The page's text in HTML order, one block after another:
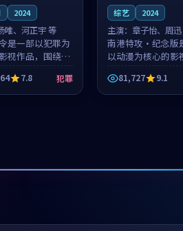
2024
唯、河正宇 等
是一部以犯罪为
视作品，围绕危
与人物成长展
节奏紧凑，值得
。
7.8 犯罪
综艺 2024
主演：章子怡、周
南港特攻·纪念版
以动漫为核心的影
品，围绕危机、反
物成长展开，整体
凑，值得推荐观看
81,727 9.1